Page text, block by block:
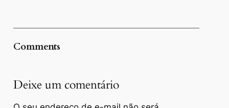
Comments
Deixe um comentário